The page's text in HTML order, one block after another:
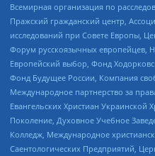
Всемирная организация по
Пражский гражданский центр,
исследований при Совете Европы,
Форум русскоязычных европейцев,
Европейский выбор, Фонд
Фонд Будущее России, Компания
Международное партнерство за
Евангельских Христиан Украинской
Поколение, Духовное Учебное
Колледж, Международное
Саентологических Предприятий,